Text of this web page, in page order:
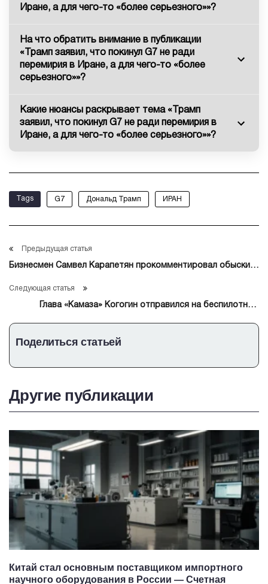
Иране, а для чего-то «более серьезного»»?
На что обратить внимание в публикации
«Трамп заявил, что покинул G7 не ради
перемирия в Иране, а для чего-то «более
серьезного»»?
Какие нюансы раскрывает тема «Трамп
заявил, что покинул G7 не ради перемирия в
Иране, а для чего-то «более серьезного»»?
Tags G7 Дональд Трамп ИРАН
Предыдущая статья
Бизнесмен Самвел Карапетян прокомментировал обыски в
Следующая статья
Глава «Камаза» Когогин отправился на беспилотном
Поделиться статьей
Другие публикации
Китай стал основным поставщиком импортного
научного оборудования в России — Счетная